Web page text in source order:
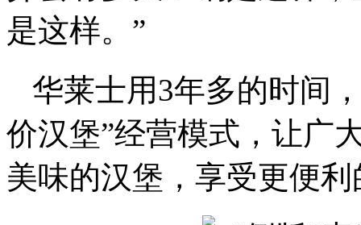
是这样。”
华莱士用3年多的时间
价汉堡”经营模式，让广
美味的汉堡，享受更便